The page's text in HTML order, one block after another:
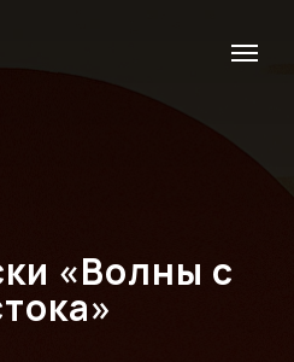
«Волны с